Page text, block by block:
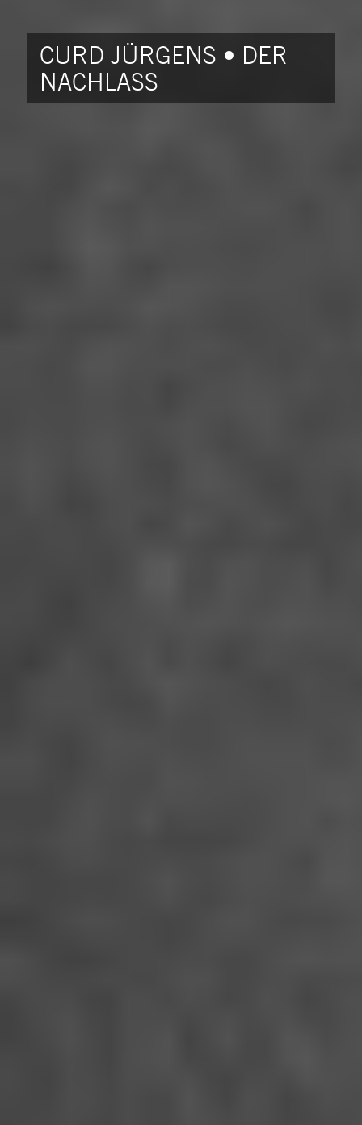
CURD JÜRGENS • DER
NACHLASS